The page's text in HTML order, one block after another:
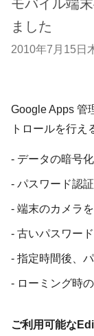
モバイル端
ました
2010年7月15日
Google Apps 管
トロールを行え
- データの暗号
- パスワード認
- 端末のカメラ
- 古いパスワー
- 指定時間後、
- ローミング時
ご利用可能な